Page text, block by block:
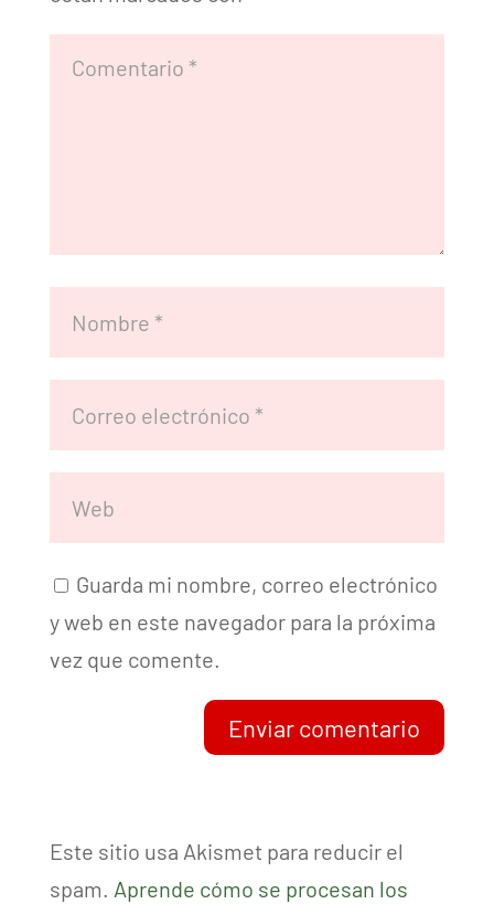
Guarda mi nombre, correo electrónico
y web en este navegador para la próxima
vez que comente.
Enviar comentario
Este sitio usa Akismet para reducir el
spam. Aprende cómo se procesan los